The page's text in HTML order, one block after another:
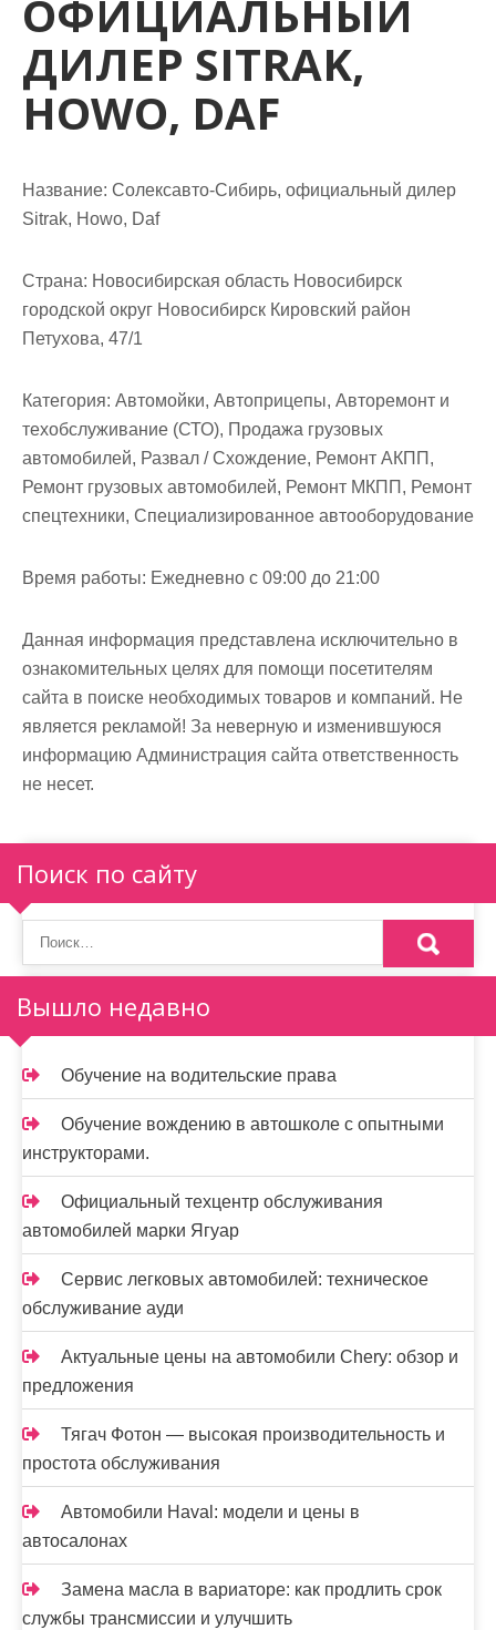
ОФИЦИАЛЬНЫЙ
ДИЛЕР SITRAK,
HOWO, DAF
Название: Солексавто-Сибирь, официальный дилер
Sitrak, Howo, Daf
Страна: Новосибирская область Новосибирск
городской округ Новосибирск Кировский район
Петухова, 47/1
Категория: Автомойки, Автоприцепы, Авторемонт и
техобслуживание (СТО), Продажа грузовых
автомобилей, Развал / Схождение, Ремонт АКПП,
Ремонт грузовых автомобилей, Ремонт МКПП, Ремонт
спецтехники, Специализированное автооборудование
Время работы: Ежедневно с 09:00 до 21:00
Данная информация представлена исключительно в
ознакомительных целях для помощи посетителям
сайта в поиске необходимых товаров и компаний. Не
является рекламой! За неверную и изменившуюся
информацию Администрация сайта ответственность
не несет.
Поиск по сайту
Вышло недавно
Обучение на водительские права
Обучение вождению в автошколе с опытными
инструкторами.
Официальный техцентр обслуживания
автомобилей марки Ягуар
Сервис легковых автомобилей: техническое
обслуживание ауди
Актуальные цены на автомобили Chery: обзор и
предложения
Тягач Фотон — высокая производительность и
простота обслуживания
Автомобили Haval: модели и цены в
автосалонах
Замена масла в вариаторе: как продлить срок
службы трансмиссии и улучшить